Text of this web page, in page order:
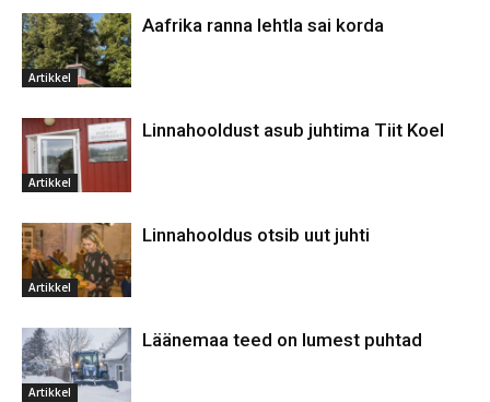
Artikkel
Aafrika ranna lehtla sai korda
Artikkel
Linnahooldust asub juhtima Tiit Koel
Artikkel
Linnahooldus otsib uut juhti
Artikkel
Läänemaa teed on lumest puhtad